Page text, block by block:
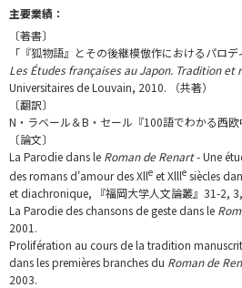
主要業績：
〔著書〕
「『狐物語』とその後継模倣作におけるパロ
Les Études françaises au Japon. Tradition et
Universitaires de Louvain, 2010. （共著）
〔翻訳〕
N・ラベール＆B・セール『100語でわかる西
〔論文〕
La Parodie dans le Roman de Renart- Une
des romans d'amour des Xlle et Xllle siècles
et diachronique, 『福岡大学人文論叢』31-2,
La Parodie des chansons de geste dans le
2001.
Prolifération au cours de la tradition
dans les premières branches du Roman de
2003.